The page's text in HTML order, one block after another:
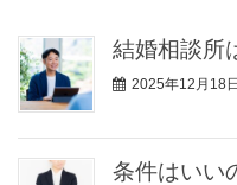
結婚相談所
2025年12月18日
条件はいい